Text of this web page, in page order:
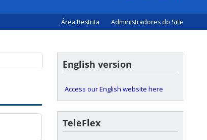
Área Restrita Administradores do Site
English version
Access our English website here
TeleFlex